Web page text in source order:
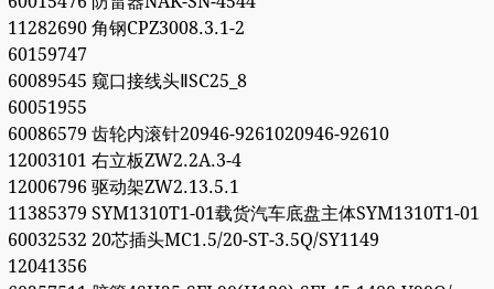
11282690 角钢CPZ3008.3.1-2
60159747
60089545 窥口接线头ⅡSC25_8
60051955
60086579 齿轮内滚针20946-9261020946-92610
12003101 右立板ZW2.2A.3-4
12006796 驱动架ZW2.13.5.1
11385379 SYM1310T1-01载货汽车底盘主体SYM1310T1-01
60032532 20芯插头MC1.5/20-ST-3.5Q/SY1149
12041356